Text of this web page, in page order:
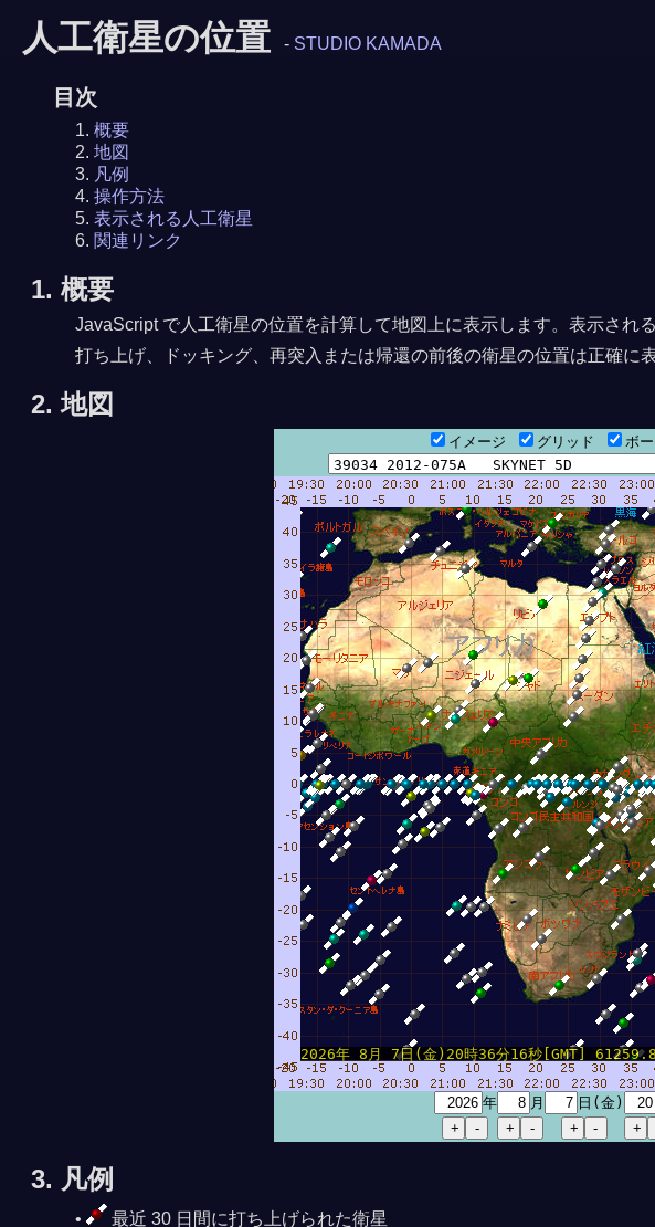
人工衛星の位置 - STUDIO KAMADA
目次
概要
地図
凡例
操作方法
表示される人工衛星
関連リンク
1. 概要
JavaScript で人工衛星の位置を計算して地図上に表示します。表示され
打ち上げ、ドッキング、再突入または帰還の前後の衛星の位置は正確に
2. 地図
イメージ グリッド ボ
2026年 8月 7日(金)20時36分16秒[GMT]
年 月 日(金)
3. 凡例
最近 30 日間に打ち上げられた衛星